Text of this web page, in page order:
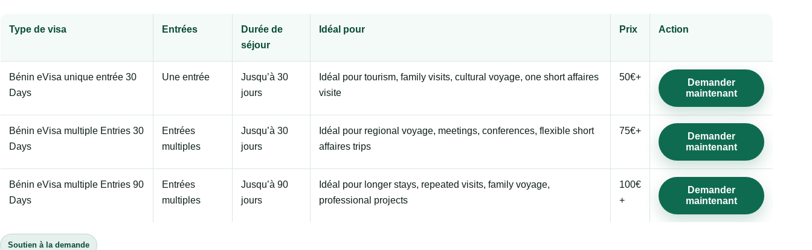
Type de visa Entrées
Durée de
séjour
Idéal pour Prix Action
Bénin eVisa unique entrée 30
Days
Une entrée
Jusqu’à 30
jours
Idéal pour tourism, family visits, cultural voyage, one short affaires
visite
50€+
Demander
maintenant
Bénin eVisa multiple Entries 30
Days
Entrées
multiples
Jusqu’à 30
jours
Idéal pour regional voyage, meetings, conferences, flexible short
affaires trips
75€+
Demander
maintenant
Bénin eVisa multiple Entries 90
Days
Entrées
multiples
Jusqu’à 90
jours
Idéal pour longer stays, repeated visits, family voyage,
professional projects
100€
+
Demander
maintenant
Soutien à la demande